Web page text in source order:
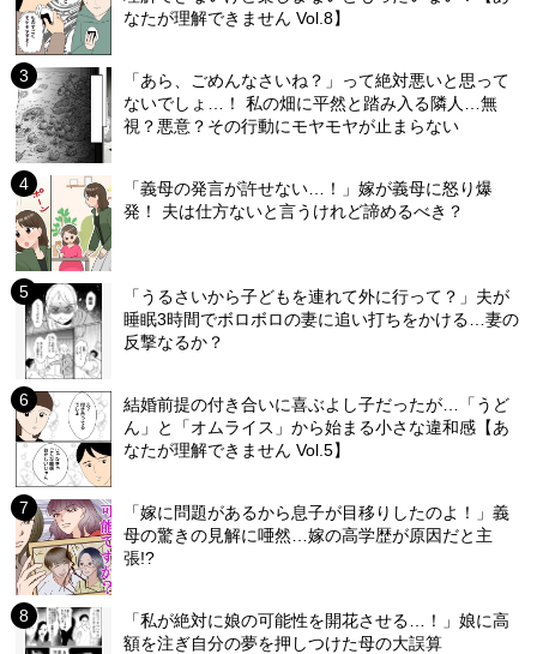
なたが理解できません Vol.8】
「あら、ごめんなさいね？」って絶対悪いと思って
ないでしょ…！ 私の畑に平然と踏み入る隣人…無
視？悪意？その行動にモヤモヤが止まらない
「義母の発言が許せない…！」嫁が義母に怒り爆
発！ 夫は仕方ないと言うけれど諦めるべき？
「うるさいから子どもを連れて外に行って？」夫が
睡眠3時間でボロボロの妻に追い打ちをかける…妻の
反撃なるか？
結婚前提の付き合いに喜ぶよし子だったが…「うど
ん」と「オムライス」から始まる小さな違和感【あ
なたが理解できません Vol.5】
「嫁に問題があるから息子が目移りしたのよ！」義
母の驚きの見解に唖然…嫁の高学歴が原因だと主
張!?
「私が絶対に娘の可能性を開花させる…！」娘に高
額を注ぎ自分の夢を押しつけた母の大誤算